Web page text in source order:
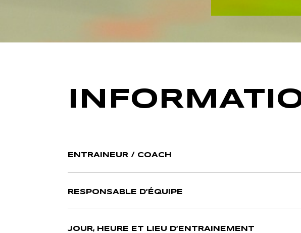
ENTRAINEUR / COACH
RESPONSABLE D’ÉQUIPE
JOUR, HEURE ET LIEU D’ENTRAINEMENT